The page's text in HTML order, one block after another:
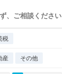
、ご相談ください
税
産 その他